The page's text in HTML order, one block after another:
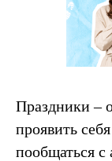
Праздники –
проявить
пообщаться с